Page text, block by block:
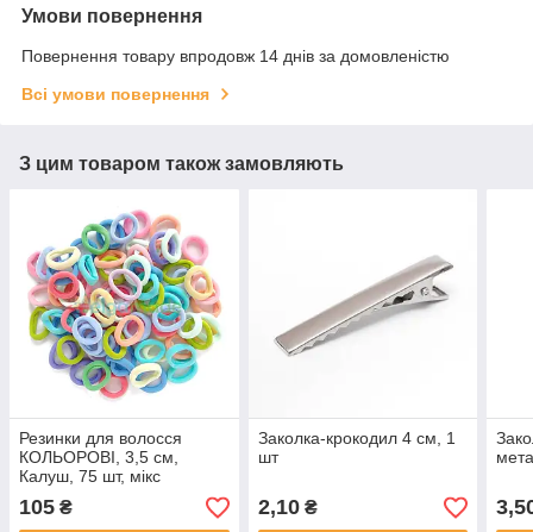
Умови повернення
Повернення товару впродовж 14 днів за домовленістю
Всі умови повернення
З цим товаром також замовляють
Резинки для волосся
КОЛЬОРОВІ, 3,5 см,
Калуш, 75 шт, мікс
105 ₴
Заколка-крокодил 4 см, 1
шт
2,10₴